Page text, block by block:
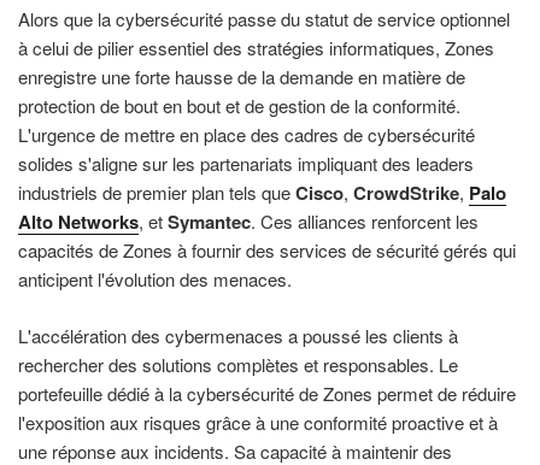
Alors que la cybersécurité passe du statut de service optionnel
à celui de pilier essentiel des stratégies informatiques, Zones
enregistre une forte hausse de la demande en matière de
protection de bout en bout et de gestion de la conformité.
L'urgence de mettre en place des cadres de cybersécurité
solides s'aligne sur les partenariats impliquant des leaders
industriels de premier plan tels queCisco, CrowdStrike, Palo
Alto Networks, etSymantec. Ces alliances renforcent les
capacités de Zones à fournir des services de sécurité gérés qui
anticipent l'évolution des menaces.
L'accélération des cybermenaces a poussé les clients à
rechercher des solutions complètes et responsables. Le
portefeuille dédié à la cybersécurité de Zones permet de réduire
l'exposition aux risques grâce à une conformité proactive et à
une réponse aux incidents. Sa capacité à maintenir des